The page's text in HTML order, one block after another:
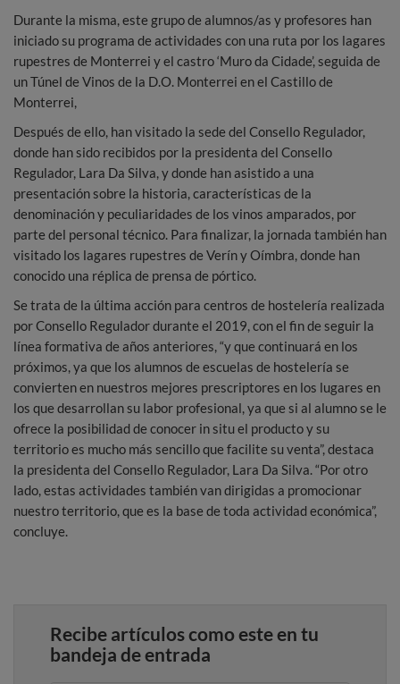
Durante la misma, este grupo de alumnos/as y profesores han
iniciado su programa de actividades con una ruta por los lagares
rupestres de Monterrei y el castro ‘Muro da Cidade’, seguida de
un Túnel de Vinos de la D.O. Monterrei en el Castillo de
Monterrei,
Después de ello, han visitado la sede del Consello Regulador,
donde han sido recibidos por la presidenta del Consello
Regulador, Lara Da Silva, y donde han asistido a una
presentación sobre la historia, características de la
denominación y peculiaridades de los vinos amparados, por
parte del personal técnico. Para finalizar, la jornada también han
visitado los lagares rupestres de Verín y Oímbra, donde han
conocido una réplica de prensa de pórtico.
Se trata de la última acción para centros de hostelería realizada
por Consello Regulador durante el 2019, con el fin de seguir la
línea formativa de años anteriores, “y que continuará en los
próximos, ya que los alumnos de escuelas de hostelería se
convierten en nuestros mejores prescriptores en los lugares en
los que desarrollan su labor profesional, ya que si al alumno se le
ofrece la posibilidad de conocer in situ el producto y su
territorio es mucho más sencillo que facilite su venta”, destaca
la presidenta del Consello Regulador, Lara Da Silva. “Por otro
lado, estas actividades también van dirigidas a promocionar
nuestro territorio, que es la base de toda actividad económica”,
concluye.
Recibe artículos como este en tu
bandeja de entrada